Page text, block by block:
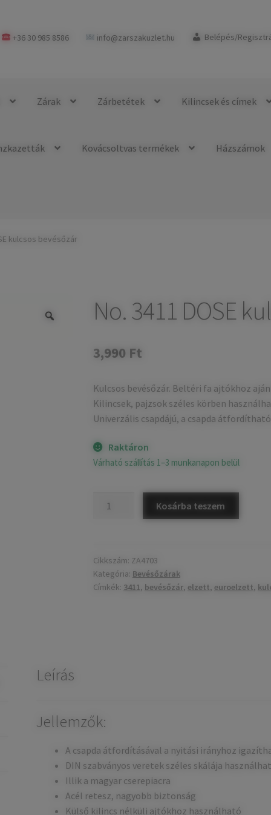
+36 30 985 8586 info@zarszakuzlet.hu Belépés/
Zárak Zárbetétek Kilincsek és címek
Kovácsoltvas termékek Házszámok
kulcsos bevésőzár
No. 3411 DOSE
3,990 Ft
Kulcsos bevésőzár. Beltéri fa ajtókhoz
Kilincsek, pajzsok széles körben
Univerzális csapdájú, a csapda
Raktáron
Várható szállítás 1–3 munkanapon belül
bevésőzár
mennyiség
Kosárba teszem
Cikkszám: ZA4703
Kategória: Bevésőzárak
Címkék: 3411, bevésőzár, elzett, euroelzett,
Leírás
Jellemzők:
A csapda átfordításával a nyitási irányhoz
DIN szabványos veretek széles skálája
Illik a magyar cserepiacra
Acél retesz, nagyobb biztonság
Külső kilincs nélküli ajtókhoz használható